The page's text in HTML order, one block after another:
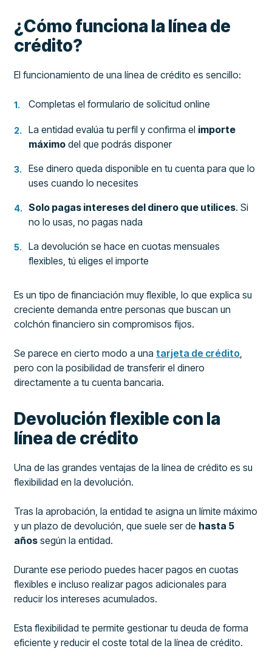
¿Cómo funciona la línea de
crédito?
El funcionamiento de una línea de crédito es sencillo:
Completas el formulario de solicitud online
La entidad evalúa tu perfil y confirma el importe
máximo del que podrás disponer
Ese dinero queda disponible en tu cuenta para que lo
uses cuando lo necesites
Solo pagas intereses del dinero que utilices. Si
no lo usas, no pagas nada
La devolución se hace en cuotas mensuales
flexibles, tú eliges el importe
Es un tipo de financiación muy flexible, lo que explica su
creciente demanda entre personas que buscan un
colchón financiero sin compromisos fijos.
Se parece en cierto modo a unatarjeta de crédito,
pero con la posibilidad de transferir el dinero
directamente a tu cuenta bancaria.
Devolución flexible con la
línea de crédito
Una de las grandes ventajas de la línea de crédito es su
flexibilidad en la devolución.
Tras la aprobación, la entidad te asigna un límite máximo
y un plazo de devolución, que suele ser de hasta 5
años según la entidad.
Durante ese periodo puedes hacer pagos en cuotas
flexibles e incluso realizar pagos adicionales para
reducir los intereses acumulados.
Esta flexibilidad te permite gestionar tu deuda de forma
eficiente y reducir el coste total de la línea de crédito.